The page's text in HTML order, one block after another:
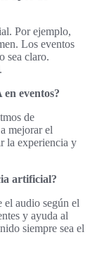
Por ejemplo,
Los eventos
sea claro.
eventos?
de
mejorar el
la experiencia y
artificial?
el audio según el
y ayuda al
siempre sea el